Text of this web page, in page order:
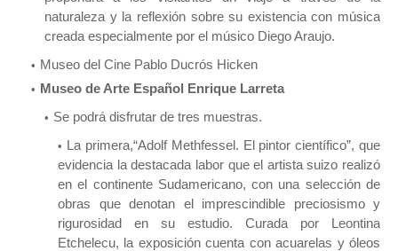
naturaleza y la reflexión sobre su existencia con música
creada especialmente por el músico Diego Araujo.
Museo del Cine Pablo Ducrós Hicken
Museo de Arte Español Enrique Larreta
Se podrá disfrutar de tres muestras.
La primera,“Adolf Methfessel. El pintor científico”, que
evidencia la destacada labor que el artista suizo realizó
en el continente Sudamericano, con una selección de
obras que denotan el imprescindible preciosismo y
rigurosidad en su estudio. Curada por Leontina
Etchelecu, la exposición cuenta con acuarelas y óleos